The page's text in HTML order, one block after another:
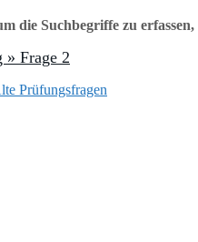
die Suchbegriffe zu
» Frage 2
Prüfungsfragen